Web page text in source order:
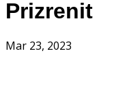
Prizrenit
Mar 23, 2023